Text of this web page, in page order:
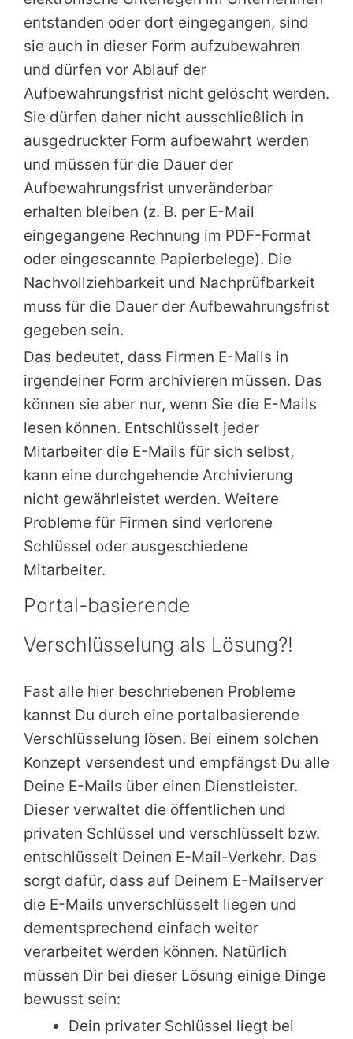
entstanden oder dort eingegangen, sind
sie auch in dieser Form aufzubewahren
und dürfen vor Ablauf der
Aufbewahrungsfrist nicht gelöscht werden.
Sie dürfen daher nicht ausschließlich in
ausgedruckter Form aufbewahrt werden
und müssen für die Dauer der
Aufbewahrungsfrist unveränderbar
erhalten bleiben (z. B. per E-Mail
eingegangene Rechnung im PDF-Format
oder eingescannte Papierbelege). Die
Nachvollziehbarkeit und Nachprüfbarkeit
muss für die Dauer der Aufbewahrungsfrist
gegeben sein.
Das bedeutet, dass Firmen E-Mails in
irgendeiner Form archivieren müssen. Das
können sie aber nur, wenn Sie die E-Mails
lesen können. Entschlüsselt jeder
Mitarbeiter die E-Mails für sich selbst,
kann eine durchgehende Archivierung
nicht gewährleistet werden. Weitere
Probleme für Firmen sind verlorene
Schlüssel oder ausgeschiedene
Mitarbeiter.
Portal-basierende
Verschlüsselung als Lösung?!
Fast alle hier beschriebenen Probleme
kannst Du durch eine portalbasierende
Verschlüsselung lösen. Bei einem solchen
Konzept versendest und empfängst Du alle
Deine E-Mails über einen Dienstleister.
Dieser verwaltet die öffentlichen und
privaten Schlüssel und verschlüsselt bzw.
entschlüsselt Deinen E-Mail-Verkehr. Das
sorgt dafür, dass auf Deinem E-Mailserver
die E-Mails unverschlüsselt liegen und
dementsprechend einfach weiter
verarbeitet werden können. Natürlich
müssen Dir bei dieser Lösung einige Dinge
bewusst sein:
Dein privater Schlüssel liegt bei